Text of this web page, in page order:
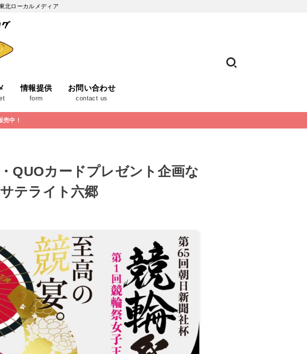
北ローカルメディア
情報提供
form
お問い合わせ
contact us
売中！
QUOカードプレゼント企画な
テライト六郷